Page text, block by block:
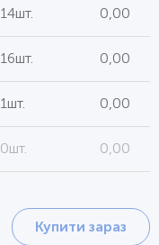
14шт. 0,00
16шт. 0,00
1шт. 0,00
0шт. 0,00
Купити зараз